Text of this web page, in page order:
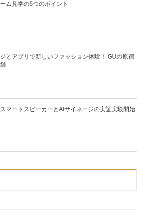
ム見学の5つのポイント
とアプリで新しいファッション体験！ GUの原宿
マートスピーカーとAIサイネージの実証実験開始